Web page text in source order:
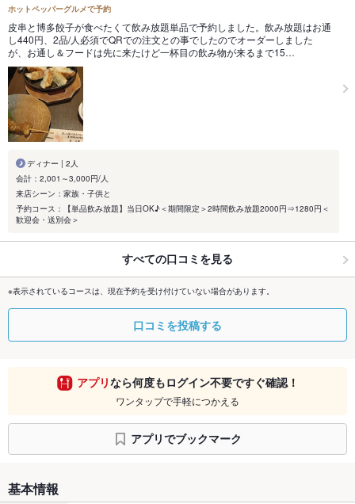
ホットペッパーグルメで予約
皮串と博多餃子が食べたくて飲み放題単品で予約しました。飲み放題はお通
し440円、2品/人必須でQRでの注文との事でしたのでオーダーしました
が、お通し＆フードは先に来たけど一杯目の飲み物が来るまで15…
ディナー | 2人
会計：2,001～3,000円/人
来店シーン：家族・子供と
予約コース：【単品飲み放題】当日OK♪＜期間限定＞2時間飲み放題2000円⇒1280円＜
歓迎会・送別会＞
すべての口コミを見る
※表示されているコースは、現在予約を受け付けていない場合があります。
口コミを投稿する
アプリなら何度もログイン不要ですぐ確認！
ワンタップで手軽につかえる
アプリでブックマーク
基本情報